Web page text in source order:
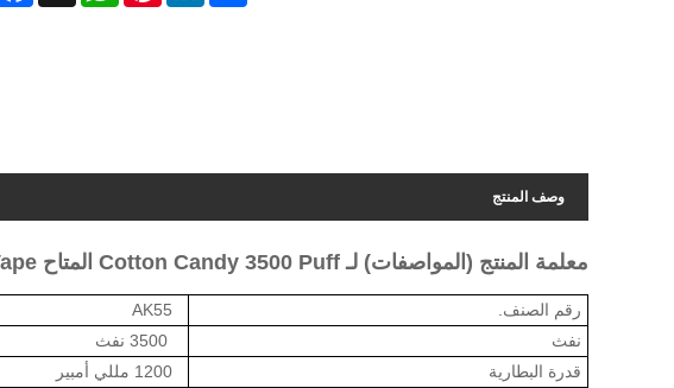
وصف المنتج
معلمة المنتج (المواصفات) لـ Cotton Candy 3500 Puff المتاح Vape
رقم الصنف.
AK55
نفث
3500 نفث
قدرة البطارية
1200 مللي أمبير